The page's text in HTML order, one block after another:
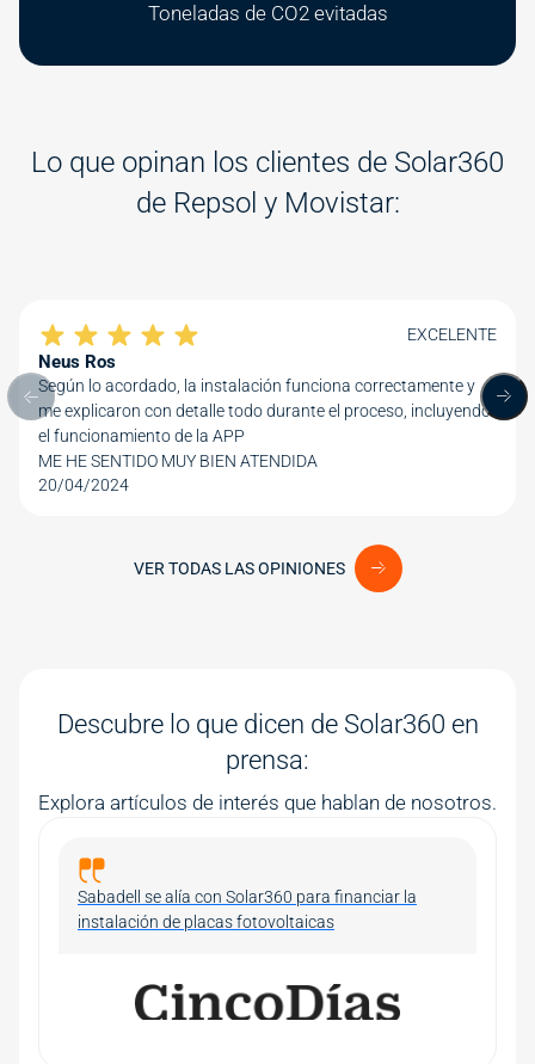
Toneladas de CO2 evitadas
Lo que opinan los clientes de Solar360
de Repsol y Movistar:
EXCELENTE
Neus Ros
Según lo acordado, la instalación funciona correctamente y
me explicaron con detalle todo durante el proceso, incluyendo
el funcionamiento de la APP
ME HE SENTIDO MUY BIEN ATENDIDA
20/04/2024
Anterior review
VER TODAS LAS OPINIONES
Descubre lo que dicen de Solar360 en
prensa:
Explora artículos de interés que hablan de nosotros.
Sabadell se alía con Solar360 para financiar la
instalación de placas fotovoltaicas
Image